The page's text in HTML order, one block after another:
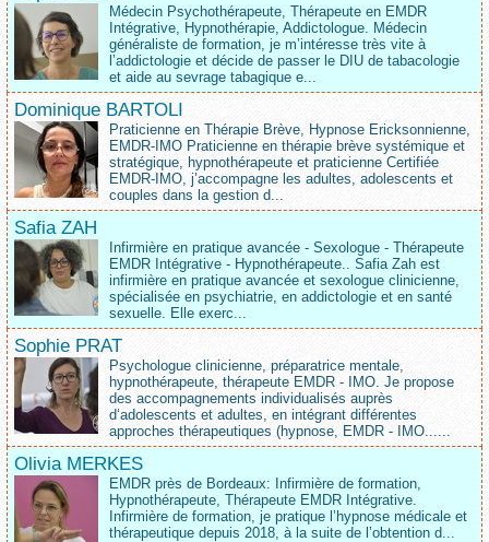
Médecin Psychothérapeute, Thérapeute en EMDR
Intégrative, Hypnothérapie, Addictologue. Médecin
généraliste de formation, je m’intéresse très vite à
l’addictologie et décide de passer le DIU de tabacologie
et aide au sevrage tabagique e...
Dominique BARTOLI
Praticienne en Thérapie Brève, Hypnose Ericksonnienne,
EMDR-IMO Praticienne en thérapie brève systémique et
stratégique, hypnothérapeute et praticienne Certifiée
EMDR-IMO, j’accompagne les adultes, adolescents et
couples dans la gestion d...
Safia ZAH
Infirmière en pratique avancée - Sexologue - Thérapeute
EMDR Intégrative - Hypnothérapeute.. Safia Zah est
infirmière en pratique avancée et sexologue clinicienne,
spécialisée en psychiatrie, en addictologie et en santé
sexuelle. Elle exerc...
Sophie PRAT
Psychologue clinicienne, préparatrice mentale,
hypnothérapeute, thérapeute EMDR - IMO. Je propose
des accompagnements individualisés auprès
d‘adolescents et adultes, en intégrant différentes
approches thérapeutiques (hypnose, EMDR - IMO......
Olivia MERKES
EMDR près de Bordeaux: Infirmière de formation,
Hypnothérapeute, Thérapeute EMDR Intégrative.
Infirmière de formation, je pratique l’hypnose médicale et
thérapeutique depuis 2018, à la suite de l’obtention d...